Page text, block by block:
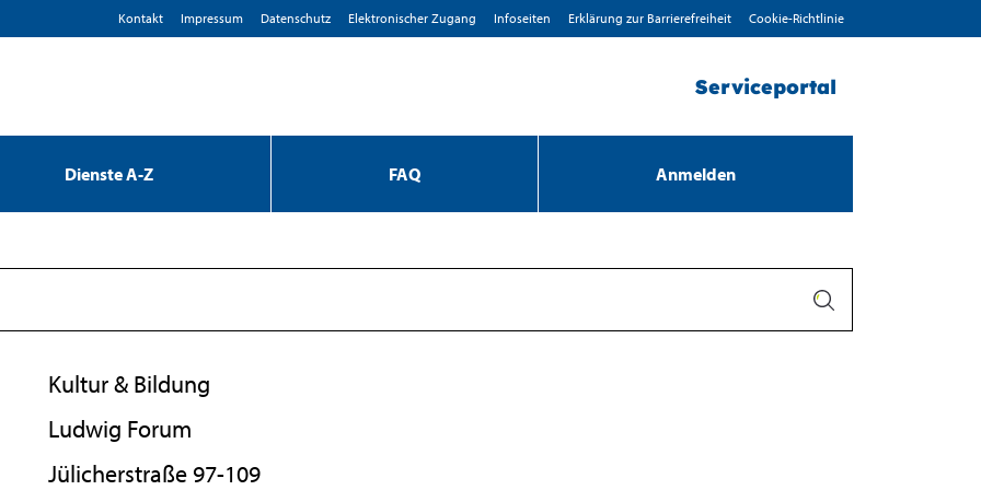
Kontakt Impressum D­atenschutz Elektronischer Zugang Infoseiten Erklärung zur Barrierefreiheit Cookie-Richtlinie
Serviceportal
Dienste A-Z FAQ Anmelden
Kultur & Bildung
Ludwig Forum
Jülicherstraße 97-109